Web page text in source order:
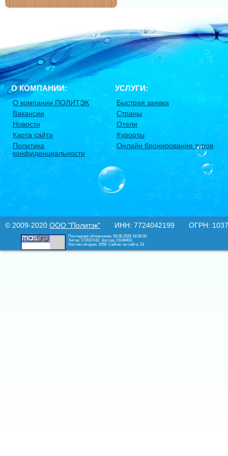
О КОМПАНИИ:
О компании ПОЛИТЭК
Вакансии
Новости
Карта сайта
Политика
конфиденциальности
УСЛУГИ:
Быстрая заявка
Страны
Отели
Курорты
Онлайн бронирование туров
© 2009-2020 ООО "Политэк" ИНН: 7724042199 ОГРН:
Последнее обновление: 08.08.2026 18:36:00
Хитов: 172037410 Хостов: 21148403
Хостов сегодня: 1958 Сейчас на сайте: 33